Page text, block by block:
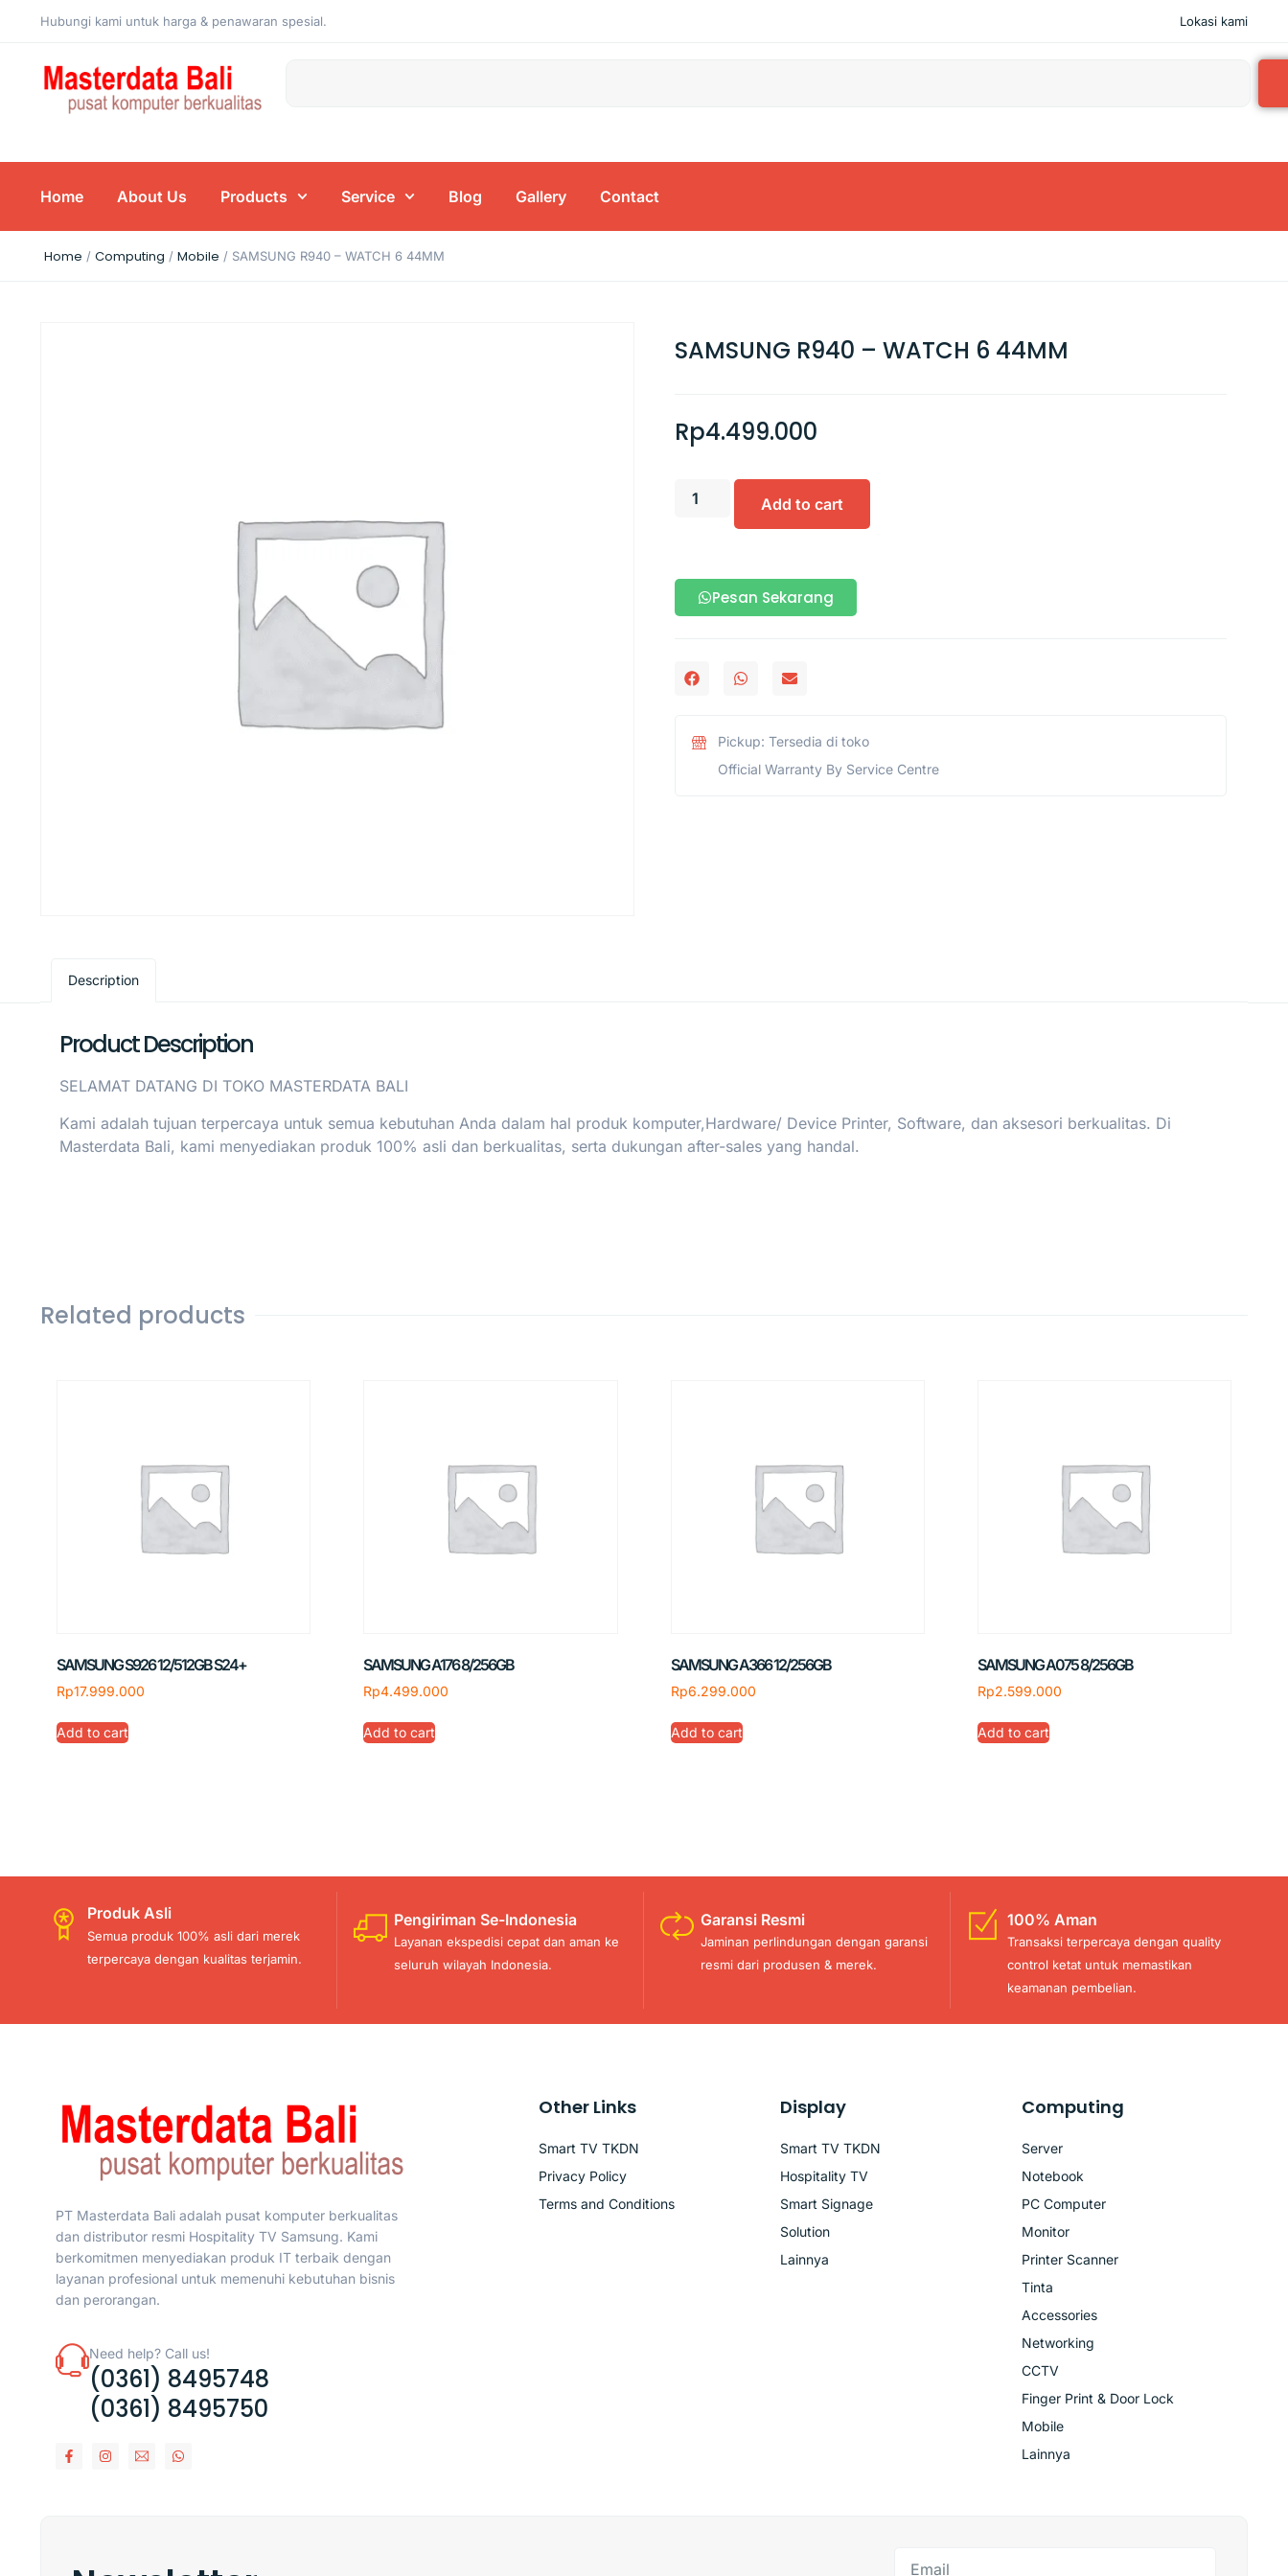
Hubungi kami untuk harga & penawaran spesial. Lokasi kami
Home About Us Products Service Blog Gallery Contact
Home / Computing / Mobile / SAMSUNG R940 – WATCH 6 44MM
SAMSUNG R940 – WATCH 6 44MM
Rp4.499.000
Add to cart
Pesan Sekarang
Pickup: Tersedia di toko
Official Warranty By Service Centre
Description
Product Description
SELAMAT DATANG DI TOKO MASTERDATA BALI
Kami adalah tujuan terpercaya untuk semua kebutuhan Anda dalam hal produk komputer,Hardware/ Device Printer, Software, dan aksesori berkualitas. Di
Masterdata Bali, kami menyediakan produk 100% asli dan berkualitas, serta dukungan after-sales yang handal.
Related products
SAMSUNG S926 12/512GB S24+
Rp17.999.000
Add to cart
SAMSUNG A176 8/256GB
Rp4.499.000
Add to cart
SAMSUNG A366 12/256GB
Rp6.299.000
Add to cart
SAMSUNG A075 8/256GB
Rp2.599.000
Add to cart
Produk Asli
Semua produk 100% asli dari merek
terpercaya dengan kualitas terjamin.
Pengiriman Se-Indonesia
Layanan ekspedisi cepat dan aman ke
seluruh wilayah Indonesia.
Garansi Resmi
Jaminan perlindungan dengan garansi
resmi dari produsen & merek.
100% Aman
Transaksi terpercaya dengan quality
control ketat untuk memastikan
keamanan pembelian.
PT Masterdata Bali adalah pusat komputer berkualitas
dan distributor resmi Hospitality TV Samsung. Kami
berkomitmen menyediakan produk IT terbaik dengan
layanan profesional untuk memenuhi kebutuhan bisnis
dan perorangan.
Need help? Call us!
(0361) 8495748
(0361) 8495750
Other Links
Smart TV TKDN
Privacy Policy
Terms and Conditions
Display
Smart TV TKDN
Hospitality TV
Smart Signage
Solution
Lainnya
Computing
Server
Notebook
PC Computer
Monitor
Printer Scanner
Tinta
Accessories
Networking
CCTV
Finger Print & Door Lock
Mobile
Lainnya